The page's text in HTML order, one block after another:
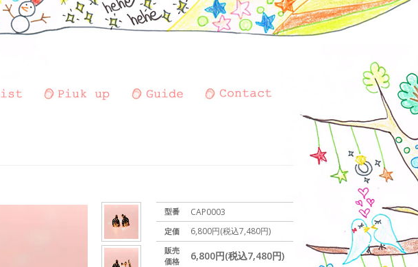
型番 CAP0003
定価 6,800円(税込7,480円)
販売
価格
6,800円(税込7,480円)